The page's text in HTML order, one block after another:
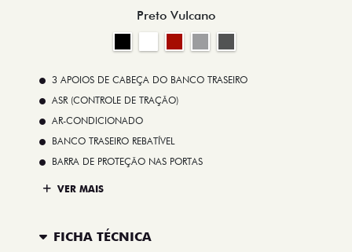
Preto Vulcano
3 APOIOS DE CABEÇA DO BANCO TRASEIRO
ASR (CONTROLE DE TRAÇÃO)
AR-CONDICIONADO
BANCO TRASEIRO REBATÍVEL
BARRA DE PROTEÇÃO NAS PORTAS
VER MAIS
FICHA TÉCNICA